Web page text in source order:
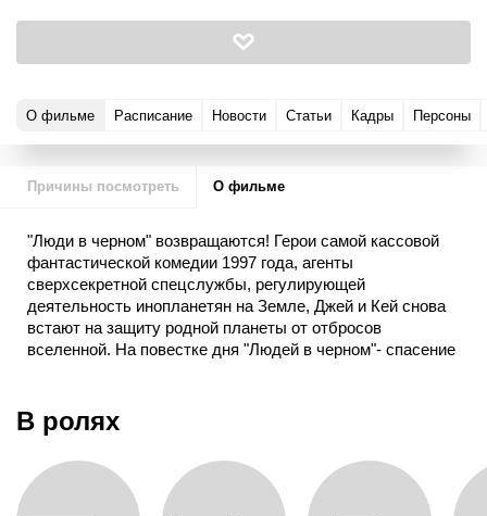
О фильме Расписание Новости Статьи Кадры Персоны
Причины посмотреть О фильме
"Люди в черном" возвращаются! Герои самой кассовой
фантастической комедии 1997 года, агенты
сверхсекретной спецслужбы, регулирующей
деятельность инопланетян на Земле, Джей и Кей снова
встают на защиту родной планеты от отбросов
вселенной. На повестке дня "Людей в черном"- спасение
способный погубить нашу планету. Кто первым
доберется до "светоча"?- вопрос жизни и смерти. А
значит, судьба Земли опять в руках Кея и Джея ,
легендарной парочки, уже однажды спасшей мир. Все
как в старые добрые времена!
В ролях